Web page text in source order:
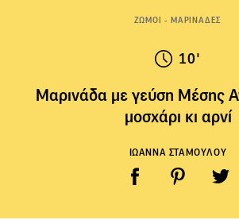
ΖΩΜΟΙ - ΜΑΡΙΝΑΔΕΣ
10'
Μαρινάδα με γεύση Μέσης
μοσχάρι κι αρνί
ΙΩΑΝΝΑ ΣΤΑΜΟΥΛΟΥ